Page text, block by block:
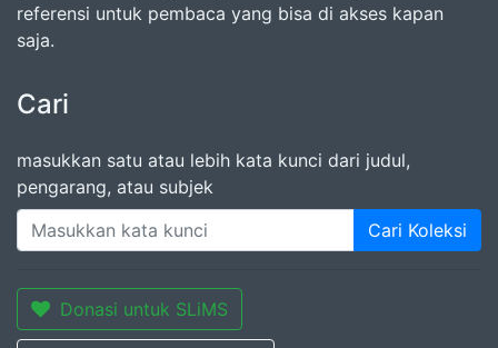
referensi untuk pembaca yang bisa di akses kapan
saja.
Cari
masukkan satu atau lebih kata kunci dari judul,
pengarang, atau subjek
Cari Koleksi
Donasi untuk SLiMS